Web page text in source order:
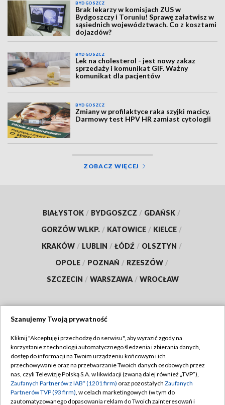
BYDGOSZCZ
Brak lekarzy w komisjach ZUS w
Bydgoszczy i Toruniu! Sprawę załatwisz w
sąsiednich województwach. Co z kosztami
dojazdów?
BYDGOSZCZ
Lek na cholesterol - jest nowy zakaz
sprzedaży i komunikat GIF. Ważny
komunikat dla pacjentów
BYDGOSZCZ
Zmiany w profilaktyce raka szyjki macicy.
Darmowy test HPV HR zamiast cytologii
ZOBACZ WIĘCEJ
BIAŁYSTOK / BYDGOSZCZ / GDAŃSK /
GORZÓW WLKP. / KATOWICE / KIELCE /
KRAKÓW / LUBLIN / ŁÓDŹ / OLSZTYN /
OPOLE / POZNAŃ / RZESZÓW /
SZCZECIN / WARSZAWA / WROCŁAW
TVP
Abonament TVP
Emisja w TVP
Centrum informacji TVP
Regulamin TVP
Polityka prywatności
Moje zgody
Szanujemy Twoją prywatność
Kliknij "Akceptuję i przechodzę do serwisu", aby wyrazić zgody na
korzystanie z technologii automatycznego śledzenia i zbierania danych,
dostęp do informacji na Twoim urządzeniu końcowym i ich
przechowywanie oraz na przetwarzanie Twoich danych osobowych przez
nas, czyli Telewizję Polską S.A. w likwidacji (zwaną dalej również „TVP”),
Zaufanych Partnerów z IAB* (1201 firm) oraz pozostałych Zaufanych
Partnerów TVP (93 firm), w celach marketingowych (w tym do
zautomatyzowanego dopasowania reklam do Twoich zainteresowań i